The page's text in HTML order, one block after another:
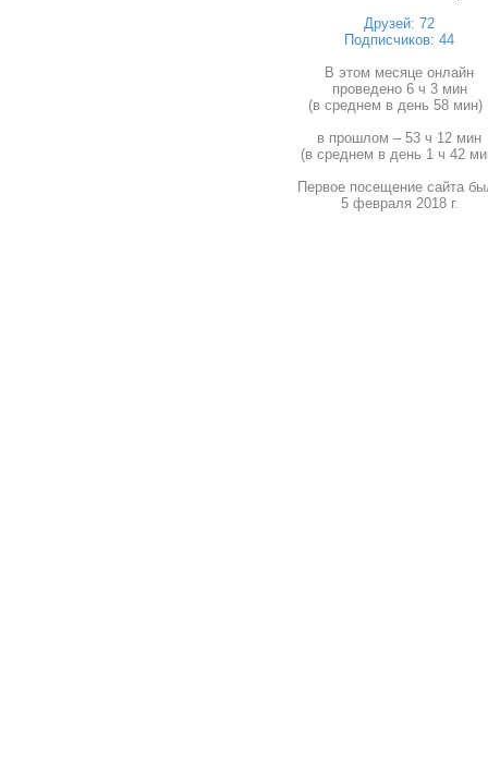
Друзей: 72
Подписчиков: 44
В этом месяце онлайн
проведено 6 ч 3 мин
(в среднем в день 58 мин)
в прошлом – 53 ч 12 мин
(в среднем в день 1 ч 42
Первое посещение сайта
5 февраля 2018 г.